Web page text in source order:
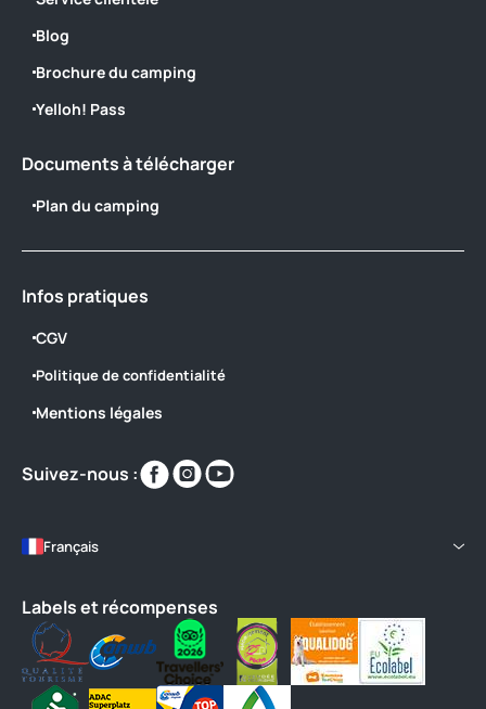
Blog
Brochure du camping
Yelloh! Pass
Documents à télécharger
Plan du camping
Infos pratiques
CGV
Politique de confidentialité
Mentions légales
Suivez-nous :
Retrouvez-
nous
https://www.facebook.com/
Retrouvez-
nous
https://www.instagram.com/
https://www.youtube.com/
Français
Labels et récompenses